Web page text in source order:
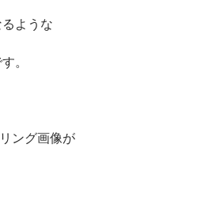
ような
。
ング画像が